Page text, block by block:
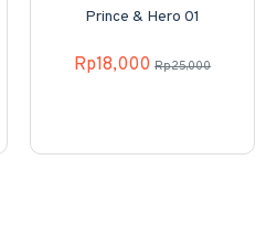
Prince & Hero 01
Rp18,000 Rp25,000